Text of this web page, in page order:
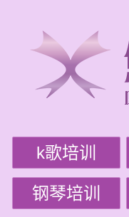
k歌培训
钢琴培训